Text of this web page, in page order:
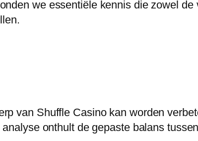
we essentiële kennis die zowel de
van Shuffle Casino kan worden
onthult de gepaste balans